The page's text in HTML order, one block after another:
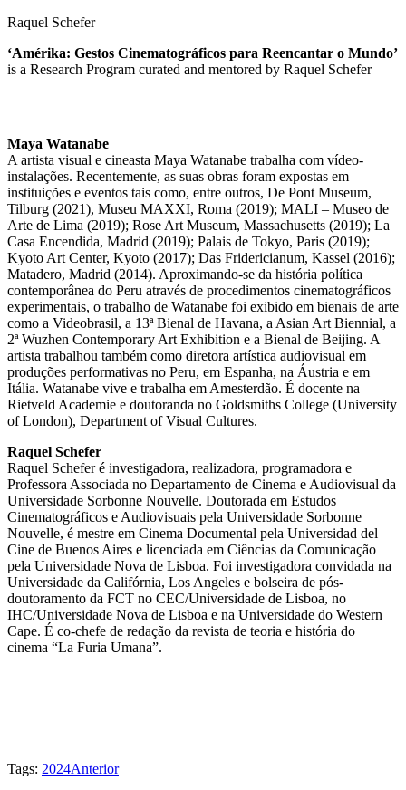
Raquel Schefer
‘Amérika: Gestos Cinematográficos para Reencantar o Mundo’
is a Research Program curated and mentored by Raquel Schefer
Maya Watanabe
A artista visual e cineasta Maya Watanabe trabalha com vídeo-
instalações. Recentemente, as suas obras foram expostas em
instituições e eventos tais como, entre outros, De Pont Museum,
Tilburg (2021), Museu MAXXI, Roma (2019); MALI – Museo de
Arte de Lima (2019); Rose Art Museum, Massachusetts (2019); La
Casa Encendida, Madrid (2019); Palais de Tokyo, Paris (2019);
Kyoto Art Center, Kyoto (2017); Das Fridericianum, Kassel (2016);
Matadero, Madrid (2014). Aproximando-se da história política
contemporânea do Peru através de procedimentos cinematográficos
experimentais, o trabalho de Watanabe foi exibido em bienais de arte
como a Videobrasil, a 13ª Bienal de Havana, a Asian Art Biennial, a
2ª Wuzhen Contemporary Art Exhibition e a Bienal de Beijing. A
artista trabalhou também como diretora artística audiovisual em
produções performativas no Peru, em Espanha, na Áustria e em
Itália. Watanabe vive e trabalha em Amesterdão. É docente na
Rietveld Academie e doutoranda no Goldsmiths College (University
of London), Department of Visual Cultures.
Raquel Schefer
Raquel Schefer é investigadora, realizadora, programadora e
Professora Associada no Departamento de Cinema e Audiovisual da
Universidade Sorbonne Nouvelle. Doutorada em Estudos
Cinematográficos e Audiovisuais pela Universidade Sorbonne
Nouvelle, é mestre em Cinema Documental pela Universidad del
Cine de Buenos Aires e licenciada em Ciências da Comunicação
pela Universidade Nova de Lisboa. Foi investigadora convidada na
Universidade da Califórnia, Los Angeles e bolseira de pós-
doutoramento da FCT no CEC/Universidade de Lisboa, no
IHC/Universidade Nova de Lisboa e na Universidade do Western
Cape. É co-chefe de redação da revista de teoria e história do
cinema “La Furia Umana”.
Tags: 2024Anterior